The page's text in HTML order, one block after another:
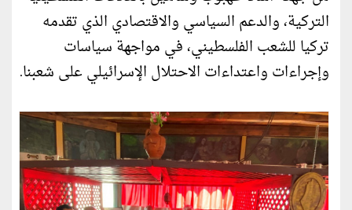
التركية، والدعم السياسي والاقتصادي الذي تقدمه
تركيا للشعب الفلسطيني، في مواجهة سياسات
وإجراءات واعتداءات الاحتلال الإسرائيلي على شعبنا.